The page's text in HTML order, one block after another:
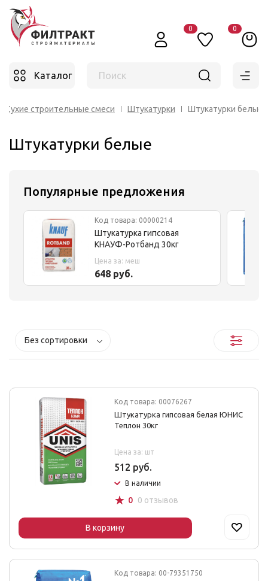
0 0
Каталог Поиск
Cухие строительные смеси Штукатурки Штукатурки белые
Штукатурки белые
Популярные предложения
Код товара: 00000214
Штукатурка гипсовая
КНАУФ-Ротбанд 30кг
Цена за: меш
648 руб.
Без сортировки
Код товара: 00076267
Штукатурка гипсовая белая ЮНИС
Теплон 30кг
Цена за: шт
512 руб.
В наличии
☆ 0 0 отзывов
В корзину
Код товара: 00-79351750